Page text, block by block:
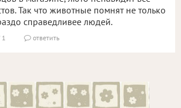
Так что животные помнят не только
справедливее людей.
1  ответить